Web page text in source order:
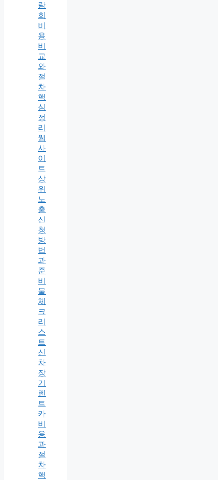
람
회
비
용
비
교
와
절
차
핵
심
정
리
웹
사
이
트
상
위
노
출
신
청
방
법
과
준
비
물
체
크
리
스
트
신
차
장
기
렌
트
카
비
용
과
절
차
핵